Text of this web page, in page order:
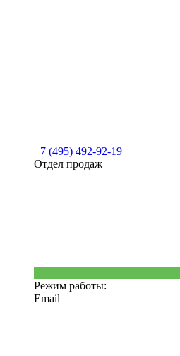
+7 (495) 492-92-19
Отдел продаж
Режим работы:
Email